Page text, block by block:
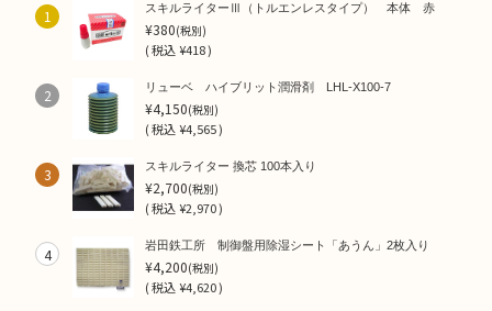
1 スキルライターⅢ（トルエンレスタイプ） 本体 赤
¥380(税別)
(税込¥418 )
2 リューベ ハイブリット潤滑剤 LHL-X100-7
¥4,150(税別)
(税込¥4,565 )
3 スキルライター 換芯 100本入り
¥2,700(税別)
(税込¥2,970 )
4 岩田鉄工所 制御盤用除湿シート「あうん」2枚入り
¥4,200(税別)
(税込¥4,620 )